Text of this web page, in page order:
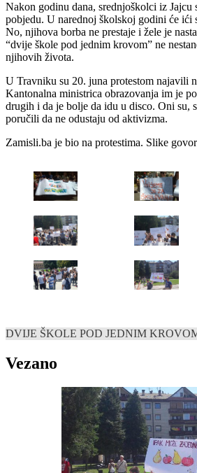
Nakon godinu dana, srednjoškolci iz Jajcu
pobjedu. U narednoj školskoj godini će ići
No, njihova borba ne prestaje i žele je
“dvije škole pod jednim krovom” ne
njihovih života.
U Travniku su 20. juna protestom najavili
Kantonalna ministrica obrazovanja im je
drugih i da je bolje da idu u disco. Oni su,
poručili da ne odustaju od aktivizma.
Zamisli.ba je bio na protestima. Slike
DVIJE ŠKOLE POD JEDNIM
Vezano